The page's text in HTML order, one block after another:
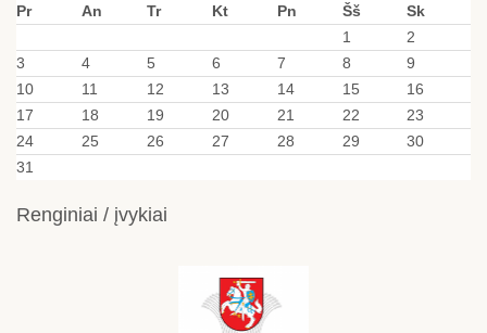
Pr
An Tr Kt Pn Šš
Sk
1
2
3
4 5 6 7 8
9
10
11 12 13 14 15
16
17
18 19 20 21 22
23
24
25 26 27 28 29
30
31
Renginiai / įvykiai